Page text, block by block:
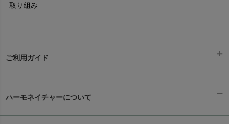
取り組み
ご利用ガイド
ハーモネイチャーについて